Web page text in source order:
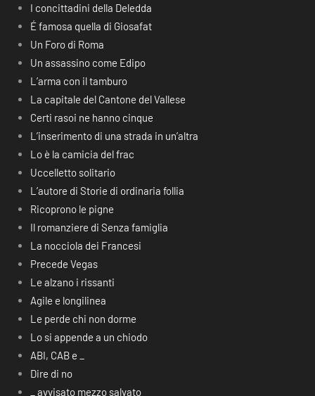
I concittadini della Deledda
É famosa quella di Giosafat
Un Foro di Roma
Un assassino come Edipo
L’arma con il tamburo
La capitale del Cantone del Vallese
Certi rasoi ne hanno cinque
L’inserimento di una strada in un’altra
Lo è la camicia del frac
Uccelletto solitario
L’autore di Storie di ordinaria follia
Ricoprono le pigne
Il romanziere di Senza famiglia
La nocciola dei Francesi
Precede Vegas
Le alzano i rissanti
Agile e longilinea
Le perde chi non dorme
Lo si appende a un chiodo
ABI, CAB e _
Dire di no
_ avvisato mezzo salvato